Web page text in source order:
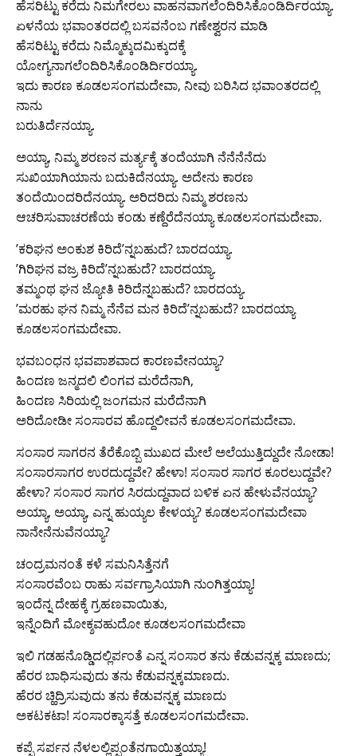
ಹೆಸರಿಟ್ಟು ಕರೆದು ನಿಮಗೇರಲು ವಾಹನವಾಗಲೆಂದಿರಿಸಿಕೊಂಡಿರ್ದಿರಯ್ಯಾ.
ಏಳನೆಯ ಭವಾಂತರದಲ್ಲಿ ಬಸವನೆಂಬ ಗಣೇಶ್ವರನ ಮಾಡಿ
ಹೆಸರಿಟ್ಟು ಕರೆದು ನಿಮ್ಮೊಕ್ಕುದಮಿಕ್ಕುದಕ್ಕೆ
ಯೋಗ್ಯನಾಗಲೆಂದಿರಿಸಿಕೊಂಡಿರ್ದಿರಯ್ಯಾ.
ಇದು ಕಾರಣ ಕೂಡಲಸಂಗಮದೇವಾ, ನೀವು ಬರಿಸಿದ ಭವಾಂತರದಲ್ಲಿ
ನಾನು
ಬರುತಿರ್ದೆನಯ್ಯಾ.
ಅಯ್ಯಾ, ನಿಮ್ಮ ಶರಣನ ಮರ್ತ್ಯಕ್ಕೆ ತಂದೆಯಾಗಿ ನೆನೆನೆನೆದು
ಸುಖಿಯಾಗಿಯಾನು ಬದುಕಿದೆನಯ್ಯಾ. ಅದೇನು ಕಾರಣ
ತಂದೆಯಿಂದರಿದೆನಯ್ಯಾ. ಅರಿದರಿದು ನಿಮ್ಮ ಶರಣನು
ಆಚರಿಸುವಾಚರಣೆಯ ಕಂಡು ಕಣ್ದೆರೆದೆನಯ್ಯಾ ಕೂಡಲಸಂಗಮದೇವಾ.
’ಕರಿಘನ ಅಂಕುಶ ಕಿರಿದೆ’ನ್ನಬಹುದೆ? ಬಾರದಯ್ಯಾ.
’ಗಿರಿಘನ ವಜ್ರ ಕಿರಿದೆ’ನ್ನಬಹುದೆ? ಬಾರದಯ್ಯಾ.
ತಮ್ಮಂಥ ಘನ ಜ್ಯೋತಿ ಕಿರಿದೆನ್ನಬಹುದೆ? ಬಾರದಯ್ಯ.
’ಮರಹು ಘನ ನಿಮ್ಮ ನೆನೆವ ಮನ ಕಿರಿದೆ’ನ್ನಬಹುದೆ? ಬಾರದಯ್ಯಾ
ಕೂಡಲಸಂಗಮದೇವಾ.
ಭವಬಂಧನ ಭವಪಾಶವಾದ ಕಾರಣವೇನಯ್ಯಾ?
ಹಿಂದಣ ಜನ್ಮದಲಿ ಲಿಂಗವ ಮರೆದೆನಾಗಿ,
ಹಿಂದಣ ಸಿರಿಯಲ್ಲಿ ಜಂಗಮನ ಮರೆದೆನಾಗಿ
ಅರಿದೋಡೀ ಸಂಸಾರವ ಹೊದ್ದಲೀವನೆ ಕೂಡಲಸಂಗಮದೇವಾ.
ಸಂಸಾರ ಸಾಗರನ ತೆರೆಕೊಬ್ಬಿ ಮುಖದ ಮೇಲೆ ಅಲೆಯುತ್ತಿದ್ದುದೇ ನೋಡಾ!
ಸಂಸಾರಸಾಗರ ಉರದುದ್ದವೇ? ಹೇಳಾ! ಸಂಸಾರ ಸಾಗರ ಕೂರಲುದ್ದವೇ?
ಹೇಳಾ? ಸಂಸಾರ ಸಾಗರ ಸಿರದುದ್ದವಾದ ಬಳಿಕ ಏನ ಹೇಳುವೆನಯ್ಯಾ?
ಅಯ್ಯಾ, ಅಯ್ಯಾ, ಎನ್ನ ಹುಯ್ಯಲ ಕೇಳಯ್ಯ? ಕೂಡಲಸಂಗಮದೇವಾ
ನಾನೇನೆನುವೆನಯ್ಯಾ?
ಚಂದ್ರಮನಂತೆ ಕಳೆ ಸಮನಿಸಿತ್ತೆನಗೆ
ಸಂಸಾರವೆಂಬ ರಾಹು ಸರ್ವಗ್ರಾಸಿಯಾಗಿ ನುಂಗಿತ್ತಯ್ಯಾ!
ಇಂದೆನ್ನ ದೇಹಕ್ಕೆ ಗ್ರಹಣವಾಯಿತು,
ಇನ್ನೆಂದಿಗೆ ಮೋಕ್ಶವಹುದೋ ಕೂಡಲಸಂಗಮದೇವಾ
ಇಲಿ ಗಡಹನೊಡ್ಡಿದಲ್ಲಿರ್ಪಂತೆ ಎನ್ನ ಸಂಸಾರ ತನು ಕೆಡುವನ್ನಕ್ಕ ಮಾಣದು;
ಹೆರರ ಬಾಧಿಸುವುದು ತನು ಕೆಡುವನ್ನಕ್ಕಮಾಣದು.
ಹೆರರ ಚ್ಹಿದ್ರಿಸುವುದು ತನು ಕೆಡುವನ್ನಕ್ಕ ಮಾಣದು
ಅಕಟಕಟಾ! ಸಂಸಾರಕ್ಕಾಸತ್ತೆ ಕೂಡಲಸಂಗಮದೇವಾ.
ಕಪ್ಪೆ ಸರ್ಪನ ನೆಳಲಲ್ಲಿಪ್ಪಂತೆನಗಾಯಿತ್ತಯ್ಯಾ!